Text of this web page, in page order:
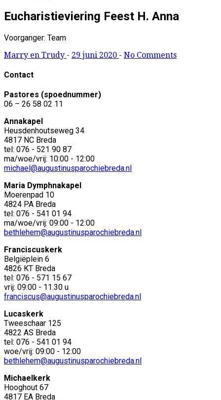
Eucharistieviering Feest H. Anna
Voorganger: Team
Marry en Trudy - 29 juni 2020 - No Comments
Contact
Pastores (spoednummer)
06 – 26 58 02 11
Annakapel
Heusdenhoutseweg 34
4817 NC Breda
tel: 076 - 521 90 87
ma/woe/vrij: 10:00 - 12:00
michael@augustinusparochiebreda.nl
Maria Dymphnakapel
Moerenpad 10
4824 PA Breda
tel: 076 - 541 01 94
ma/woe/vrij: 09:00 - 12:00
bethlehem@augustinusparochiebreda.nl
Franciscuskerk
Belgiëplein 6
4826 KT Breda
tel: 076 - 571 15 67
vrij: 09:00 - 11.30 u
franciscus@augustinusparochiebreda.nl
Lucaskerk
Tweeschaar 125
4822 AS Breda
tel: 076 - 541 01 94
woe/vrij: 09:00 - 12:00
bethlehem@augustinusparochiebreda.nl
Michaelkerk
Hooghout 67
4817 EA Breda